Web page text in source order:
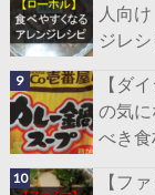
人向
ジレ
【ダ
の気
べき食
【フ